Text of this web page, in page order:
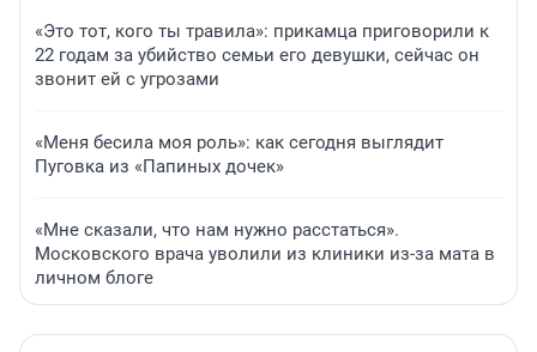
«Это тот, кого ты травила»: прикамца приговорили к
22 годам за убийство семьи его девушки, сейчас он
звонит ей с угрозами
«Меня бесила моя роль»: как сегодня выглядит
Пуговка из «Папиных дочек»
«Мне сказали, что нам нужно расстаться».
Московского врача уволили из клиники из-за мата в
личном блоге